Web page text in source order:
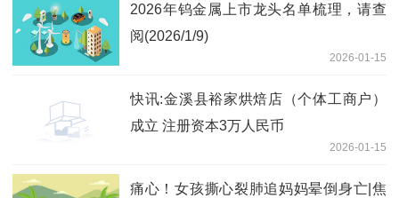
2026年钨金属上市龙头名单梳理，请查
阅(2026/1/9)
2026-01-15
快讯:金溪县裕家烘焙店（个体工商户）
成立 注册资本3万人民币
2026-01-15
痛心！女孩撕心裂肺追妈妈晕倒身亡|焦